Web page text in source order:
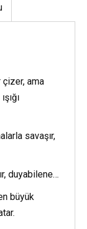
ama
savaşır,
duyabilene…
büyük